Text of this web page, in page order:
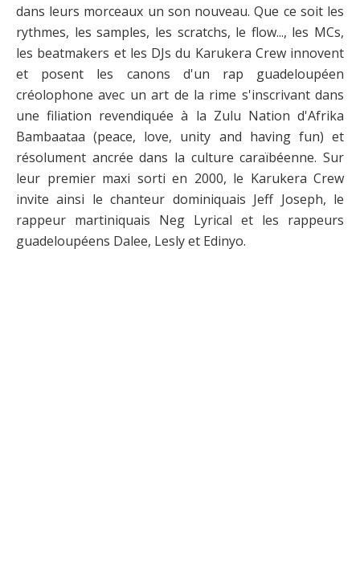
dans leurs morceaux un son nouveau. Que ce soit les
rythmes, les samples, les scratchs, le flow..., les MCs,
les beatmakers et les DJs du Karukera Crew innovent
et posent les canons d'un rap guadeloupéen
créolophone avec un art de la rime s'inscrivant dans
une filiation revendiquée à la Zulu Nation d'Afrika
Bambaataa (peace, love, unity and having fun) et
résolument ancrée dans la culture caraïbéenne. Sur
leur premier maxi sorti en 2000, le Karukera Crew
invite ainsi le chanteur dominiquais Jeff Joseph, le
rappeur martiniquais Neg Lyrical et les rappeurs
guadeloupéens Dalee, Lesly et Edinyo.